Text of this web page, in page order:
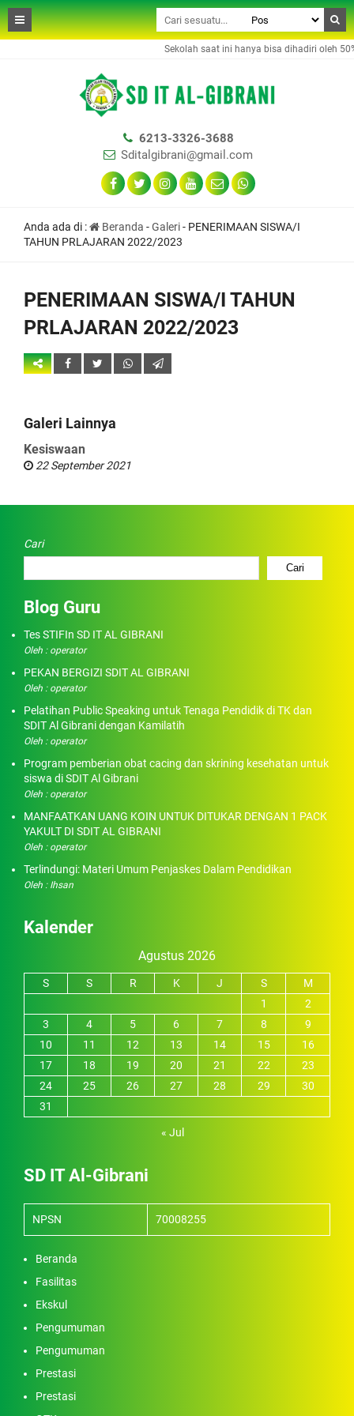
Sekolah saat ini hanya bisa dihadiri oleh
6213-3326-3688
Sditalgibrani@gmail.com
Anda ada di : Beranda -Galeri- PENERIMAAN SISWA/I
TAHUN PRLAJARAN 2022/2023
PENERIMAAN SISWA/I TAHUN
PRLAJARAN 2022/2023
Galeri Lainnya
Kesiswaan
22 September 2021
Cari
Cari
Blog Guru
Tes STIFIn SD IT AL GIBRANI
Oleh : operator
PEKAN BERGIZI SDIT AL GIBRANI
Oleh : operator
Pelatihan Public Speaking untuk Tenaga Pendidik di TK dan
SDIT Al Gibrani dengan Kamilatih
Oleh : operator
Program pemberian obat cacing dan skrining kesehatan untuk
siswa di SDIT Al Gibrani
Oleh : operator
MANFAATKAN UANG KOIN UNTUK DITUKAR DENGAN 1 PACK
YAKULT DI SDIT AL GIBRANI
Oleh : operator
Terlindungi: Materi Umum Penjaskes Dalam Pendidikan
Oleh : Ihsan
Kalender
Agustus 2026
S S R K J S
M
1
2
3
4 5 6 7 8
9
10
11 12 13 14 15
16
17
18 19 20 21 22
23
24
25 26 27 28 29
30
31
« Jul
SD IT Al-Gibrani
NPSN 70008255
Beranda
Fasilitas
Ekskul
Pengumuman
Pengumuman
Prestasi
Prestasi